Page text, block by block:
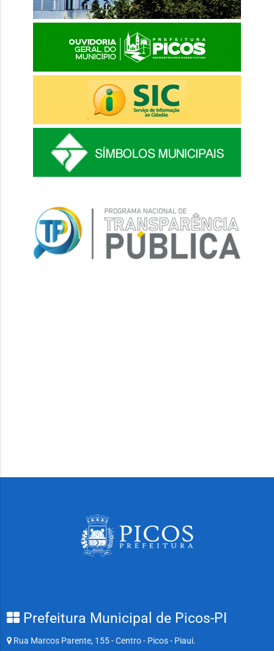
Prefeitura Municipal de Picos-PI
Rua Marcos Parente, 155 - Centro - Picos - Piaui.